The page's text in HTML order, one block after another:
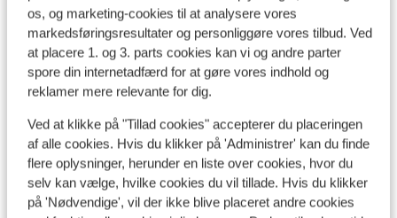
os, og marketing-cookies til at analysere vores
markedsføringsresultater og personliggøre vores tilbud. Ved
at placere 1. og 3. parts cookies kan vi og andre parter
spore din internetadfærd for at gøre vores indhold og
reklamer mere relevante for dig.
Ved at klikke på "Tillad cookies" accepterer du placeringen
af alle cookies. Hvis du klikker på 'Administrer' kan du finde
flere oplysninger, herunder en liste over cookies, hvor du
selv kan vælge, hvilke cookies du vil tillade. Hvis du klikker
på 'Nødvendige', vil der ikke blive placeret andre cookies
8.2 Fabelagtig
Vaya Hotel Sölden
Sölden Sölden
Østrig